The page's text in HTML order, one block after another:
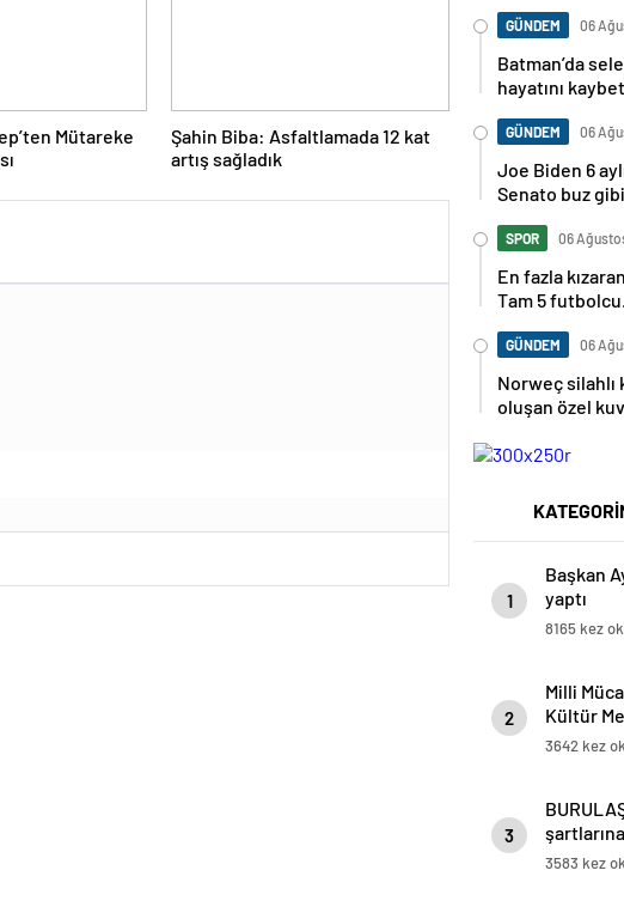
Mütareke
Şahin Biba: Asfaltlamada 12 kat
artış sağladık
GÜNDEM 06
Batman’da
hayatını
GÜNDEM 06
Joe Biden 6
Senato buz
SPOR 06
En fazla
Tam 5
GÜNDEM 06
Norweç silahlı
oluşan özel
1
Başkan
yaptı
8165 kez
2
Milli
Kültür
3642 kez
3
hamlesi
3583 kez